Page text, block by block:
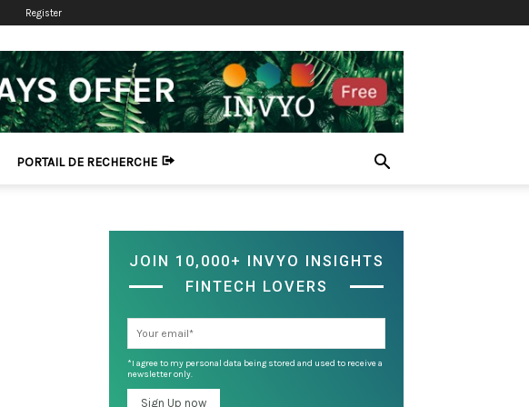
Register
PORTAIL DE RECHERCHE
JOIN 10,000+ INVYO INSIGHTS
FINTECH LOVERS
*I agree to my personal data being stored and used to receive a
newsletter only.